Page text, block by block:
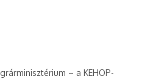
– a KEHOP-